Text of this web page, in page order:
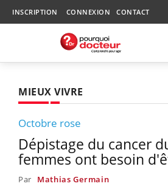
INSCRIPTION CONNEXION CONTACT
MIEUX VIVRE
Octobre rose
Dépistage du cancer
femmes ont besoin
Par Mathias Germain